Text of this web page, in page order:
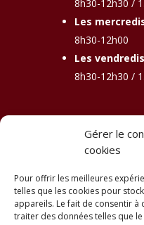
Gérer le
cookies
Pour offrir les meilleures
telles que les cookies pour
appareils. Le fait de consentir
traiter des données telles que
8h30-12h30 /
Les
8h30-12h00
Les vendredis
8h30-12h30 /